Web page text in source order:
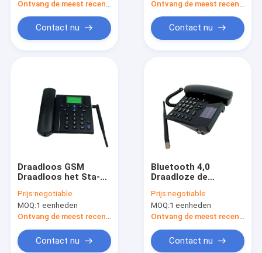
Contact nu Contact nu
Draadloos GSM
Draadloos het Sta-
slechts SMS van de
Desktoptelefoon
Prijs:negotiable
MOQ:1 eenheden
Ontvang de meest recente Prijs
Contact nu
Bluetooth 4,0
Draadloze de
het Huisbureau
Prijs:negotiable
MOQ:1 eenheden
Ontvang de meest recente Prijs
Contact nu